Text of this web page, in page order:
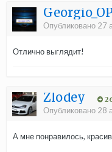
Опубликовано 27
Отлично выглядит!
Zlodey
Опубликовано 28
А мне понравилось,